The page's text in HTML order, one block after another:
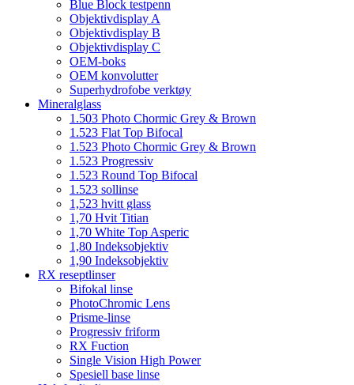
Blue Block testpenn
Objektivdisplay A
Objektivdisplay B
Objektivdisplay C
OEM-boks
OEM konvolutter
Superhydrofobe verktøy
Mineralglass
1.503 Photo Chormic Grey & Brown
1.523 Flat Top Bifocal
1.523 Photo Chormic Grey & Brown
1.523 Progressiv
1.523 Round Top Bifocal
1.523 sollinse
1,523 hvitt glass
1,70 Hvit Titian
1,70 White Top Asperic
1,80 Indeksobjektiv
1,90 Indeksobjektiv
RX reseptlinser
Bifokal linse
PhotoChromic Lens
Prisme-linse
Progressiv friform
RX Fuction
Single Vision High Power
Spesiell base linse